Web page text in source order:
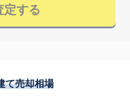
定する
て売却相場